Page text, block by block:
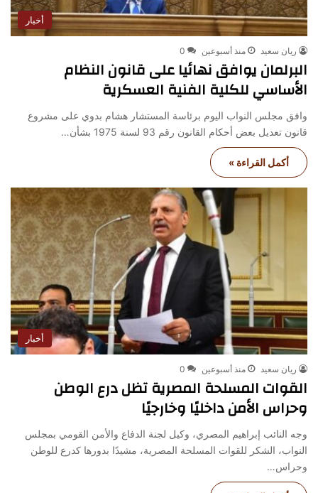
أخبار
ريان سعيد منذ أسبوعين 0
البرلمان يوافق نهائيا على قانون النظام
الأساسي للكلية الفنية العسكرية
وافق مجلس النواب اليوم برئاسة المستشار هشام بدوي على مشروع
قانون تعديل بعض أحكام القانون رقم 93 لسنة 1975 بشأن…
أكمل القراءة »
أخبار
ريان سعيد منذ أسبوعين 0
القوات المسلحة المصرية تظل درع الوطن
وحراس الأمن داخليًا وخارجيًا
وجه النائب إبراهيم المصري، وكيل لجنة الدفاع والأمن القومي بمجلس
النواب، الشكر للقوات المسلحة المصرية، مشيدًا بدورها كدرع للوطن
وحراس…